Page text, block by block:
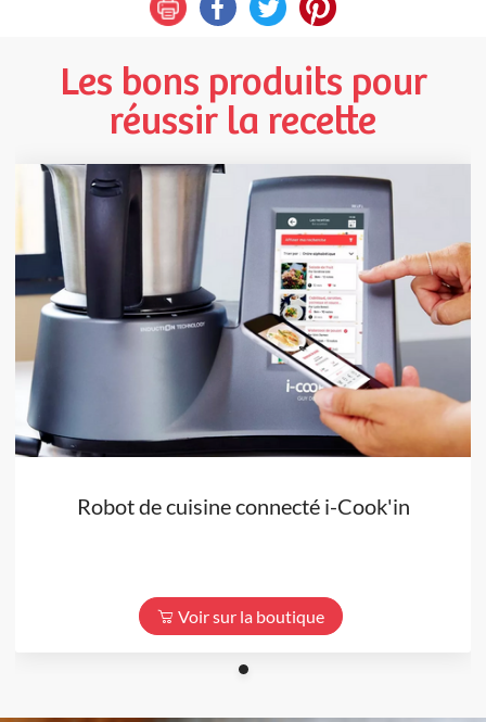
Les bons produits pour
réussir la recette
Robot de cuisine connecté i-Cook'in
Voir sur la boutique